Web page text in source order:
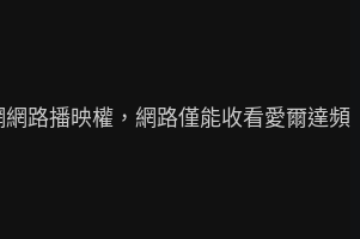
路播映權，網路僅能收看愛爾達頻